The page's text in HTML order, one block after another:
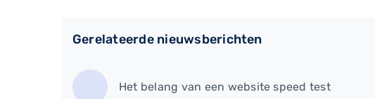
Gerelateerde nieuwsberichten
Het belang van een website speed test